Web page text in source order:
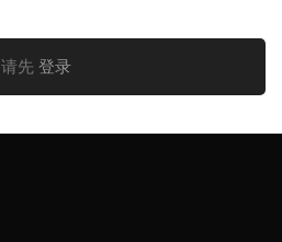
请先 登录